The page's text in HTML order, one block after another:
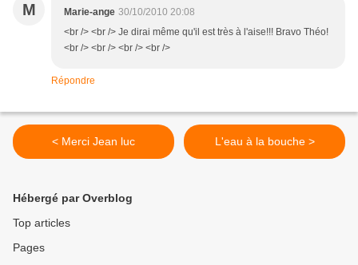
M Marie-ange 30/10/2010 20:08
<br /> <br /> Je dirai même qu'il est très à l'aise!!! Bravo Théo!
<br /> <br /> <br /> <br />
Répondre
< Merci Jean luc L'eau à la bouche >
Hébergé par Overblog
Top articles
Pages